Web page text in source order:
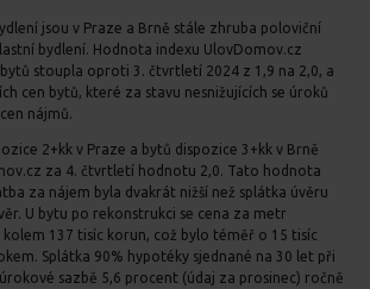
jsou v Praze a Brně stále zhruba poloviční
bydlení. Hodnota indexu UlovDomov.cz
stoupla oproti 3. čtvrtletí 2024 z 1,9 na 2,0, a
cen bytů, které za stavu nesnižujících se úroků
nájmů.
2+kk v Praze a bytů dispozice 3+kk v Brně
za 4. čtvrtletí hodnotu 2,0. Tato hodnota
za nájem byla dvakrát nižší než splátka úvěru
U bytu po rekonstrukci se cena za metr
137 tisíc korun, což bylo téměř o 15 tisíc
Splátka 90% hypotéky sjednané na 30 let při
sazbě 5,6 procent (údaj za prosinec) ročně